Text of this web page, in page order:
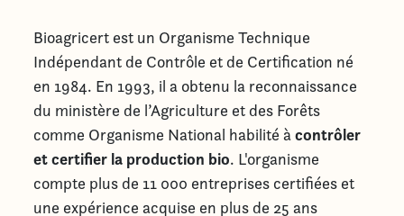
Bioagricert est un Organisme Technique
Indépendant de Contrôle et de Certification né
en 1984. En 1993, il a obtenu la reconnaissance
du ministère de l’Agriculture et des Forêts
comme Organisme National habilité àcontrôler
et certifier la production bio. L'organisme
compte plus de 11 000 entreprises certifiées et
une expérience acquise en plus de 25 ans